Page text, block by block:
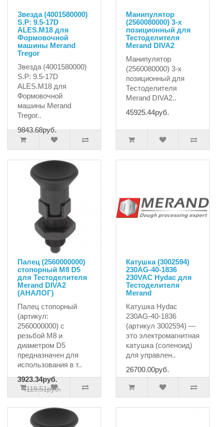
Звезда (4001580000)
S.P: 9.5-17D
ALES.M18 для
Формовочной
машины Merand
Tregor
Звезда (4001580000)
S.P: 9.5-17D
ALES.M18 для
Формовочной
машины Merand
Tregor..
9843.68руб.
Манипулятор
(2560080000) 3-х
позиционный для
Тестоделителя
Merand DIVA2
Манипулятор
(2560080000) 3-х
позиционный для
Тестоделителя
Merand DIVA2..
45925.44руб.
Палец (2560000000)
стопорный M8 D5
для Тестоделителя
Merand DIVA2
(АНАЛОГ)
Палец стопорный
(артикул:
2560000000) с
резьбой M8 и
диаметром D5
предназначен для
использования в т..
3923.34руб.
4119.51руб.
Катушка (3002594)
230AG-40-1836
230VAC Hydac для
Тестоделителя
Merand
Катушка Hydac
230AG-40-1836
(артикул 3002594) —
это электромагнитная
катушка (соленоид)
для управлен..
26700.00руб.